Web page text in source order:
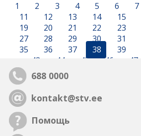
1 2 3 4 5 6 7
11
12 13 14 15
19
20 21 22 23
27
28 29 30 31
35
36 37 38 39
43
44 45 46 47
688 0000
kontakt@stv.ee
Помощь